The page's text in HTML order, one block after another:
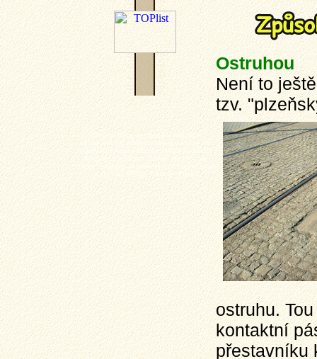
Plzeňské tramvaje - aktuální události a
zajímavosti z plzeňského tramvajové provozu,
popisy typů vozů a zejména mnoho aktuálních
fotografií plzeňských tramvají (nechybí ani
výluky, vykolejení či povodně a další zajímavotsi
z plzeňské MHD). Tramvaj - Plzeň.
Ostruhou
Není to
tzv.
ostruhu.
kontaktní
přestavníku